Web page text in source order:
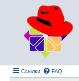
Ссылки FAQ